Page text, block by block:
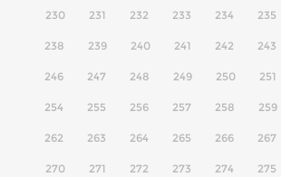
230 231 232 233 234 235
238 239 240 241 242 243
246 247 248 249 250 251
254 255 256 257 258 259
262 263 264 265 266 267
270 271 272 273 274 275